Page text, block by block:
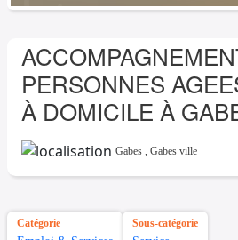
PERSONNES
À DOMICILE À
Gabes , Gabes ville
Catégorie Sous-catégorie